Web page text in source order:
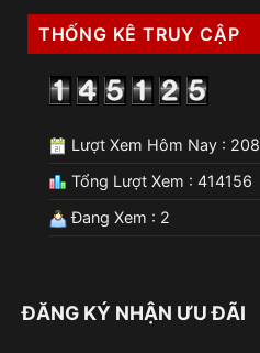
THỐNG KÊ TRUY CẬP
Lượt Xem Hôm Nay : 208
Tổng Lượt Xem : 414156
Đang Xem : 2
ĐĂNG KÝ NHẬN ƯU ĐÃI